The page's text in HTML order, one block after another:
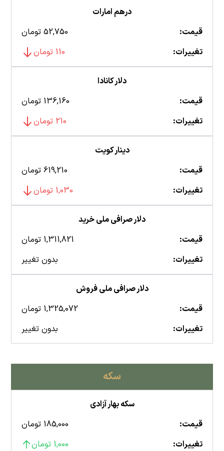
درهم امارات
قیمت:
52,750 تومان
تغییرات:
110 تومان
دلار کانادا
قیمت:
136,160 تومان
تغییرات:
210 تومان
دینار کویت
قیمت:
619,210 تومان
تغییرات:
1,030 تومان
دلار صرافی ملی خرید
قیمت:
1,311,821 تومان
تغییرات:
بدون تغییر
دلار صرافی ملی فروش
قیمت:
1,325,072 تومان
تغییرات:
بدون تغییر
سکه
سکه بهار آزادی
قیمت:
185,000 تومان
تغییرات:
1,000 تومان